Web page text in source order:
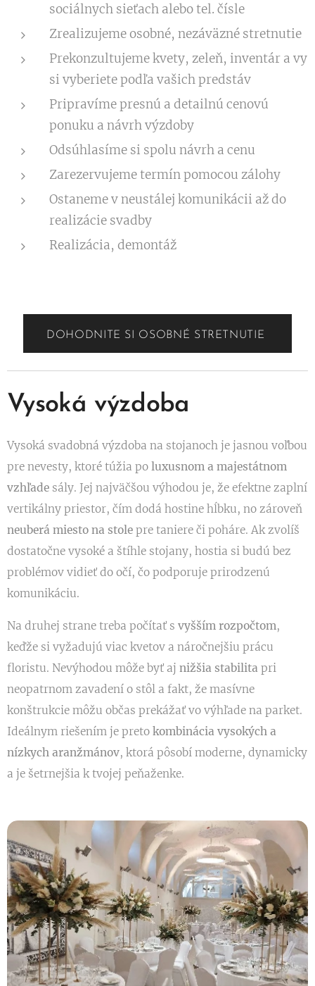
sociálnych sieťach alebo tel. čísle
Zrealizujeme osobné, nezáväzné stretnutie
Prekonzultujeme kvety, zeleň, inventár a vy
si vyberiete podľa vašich predstáv
Pripravíme presnú a detailnú cenovú
ponuku a návrh výzdoby
Odsúhlasíme si spolu návrh a cenu
Zarezervujeme termín pomocou zálohy
Ostaneme v neustálej komunikácii až do
realizácie svadby
Realizácia, demontáž
DOHODNITE SI OSOBNÉ STRETNUTIE
Vysoká výzdoba
Vysoká svadobná výzdoba na stojanoch je jasnou voľbou
pre nevesty, ktoré túžia po luxusnom a majestátnom
vzhľade sály. Jej najväčšou výhodou je, že efektne zaplní
vertikálny priestor, čím dodá hostine hĺbku, no zároveň
neuberá miesto na stole pre taniere či poháre. Ak zvolíš
dostatočne vysoké a štíhle stojany, hostia si budú bez
problémov vidieť do očí, čo podporuje prirodzenú
komunikáciu.
Na druhej strane treba počítať s vyšším rozpočtom,
keďže si vyžadujú viac kvetov a náročnejšiu prácu
floristu. Nevýhodou môže byť aj nižšia stabilita pri
neopatrnom zavadení o stôl a fakt, že masívne
konštrukcie môžu občas prekážať vo výhľade na parket.
Ideálnym riešením je preto kombinácia vysokých a
nízkych aranžmánov, ktorá pôsobí moderne, dynamicky
a je šetrnejšia k tvojej peňaženke.